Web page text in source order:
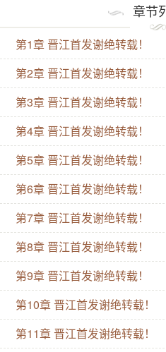
配,同样也是女配逆袭文中
个女配。重生女配：那贱.
配。炮灰女配！杨婈舒冷笑
吗？我偏要说我命由我,不
宰她的命运。她才是她命运
说不定呢。.婈舒仙途.公告
V,届时三更,请大家继续支持
分,某紫恳请走过路过的亲亲
千芳涧新文正日更中：婈舒
甲人[快穿]已完结清穿文：
穿文：不孝子（快穿）已完
[综]已完结清穿文：清穿之
清宫之为敬嫔已完结清穿文
人文：红楼之林家大小姐已
的桃花债新文日更中,亲亲们
章节
第1章 晋江首发谢绝转载！
第2章 晋江首发谢绝转载！
第3章 晋江首发谢绝转载！
第4章 晋江首发谢绝转载！
第5章 晋江首发谢绝转载！
第6章 晋江首发谢绝转载！
第7章 晋江首发谢绝转载！
第8章 晋江首发谢绝转载！
第9章 晋江首发谢绝转载！
第10章 晋江首发谢绝转载！
第11章 晋江首发谢绝转载！